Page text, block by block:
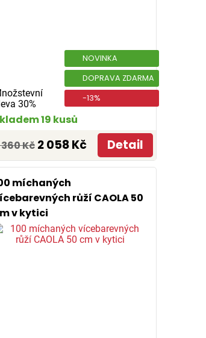
30%
NOVINKA
DOPRAVA ZDARMA
-13%
19 kusů
Kč 2 058 Kč Detail
míchaných
růží CAOLA 50
v kytici